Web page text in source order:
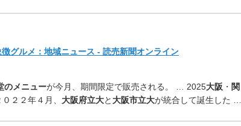
グルメ： 地域ニュース - 読売新聞オンライン
のメニューが今月、期間限定で販売される。 … 2025大阪 ・ 関
０２２年４月、 大阪府立大と 大阪市立大が統合して誕生 した …